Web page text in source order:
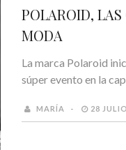
POLAROID, LAS
MODA
La marca Polaroid
súper evento en la
MARÍA 28